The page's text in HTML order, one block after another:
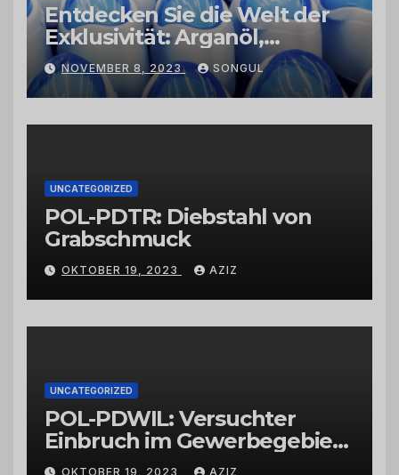
Entdecken Sie die Welt der
Exklusivität: Arganöl,
Kaktusfeigenkernöl und
Schwarzkümmelöl von
vertrauenswürdigen
Großhändlern und Anbietern
NOVEMBER 8, 2023 SONGUL
UNCATEGORIZED
POL-PDTR: Diebstahl von
Grabschmuck
OKTOBER 19, 2023 AZIZ
UNCATEGORIZED
POL-PDWIL: Versuchter
Einbruch im Gewerbegebiet
Wittlich
OKTOBER 19, 2023 AZIZ